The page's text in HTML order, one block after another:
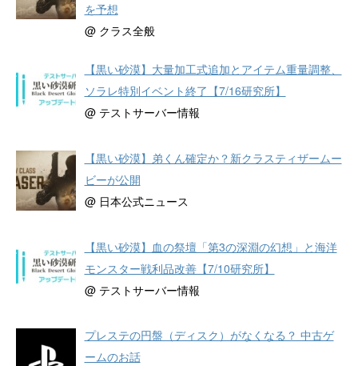
を予想
@ クラス全般
【黒い砂漠】大量加工式追加とアイテム重量調整、
ソラレ特別イベント終了【7/16研究所】
@ テストサーバー情報
【黒い砂漠】弟くん確定か？新クラスティザームー
ビーが公開
@ 日本公式ニュース
【黒い砂漠】血の祭壇「第3の深淵の幻想」と海洋
モンスター戦利品改善【7/10研究所】
@ テストサーバー情報
プレステの円盤（ディスク）がなくなる？ 中古ゲ
ームのお話